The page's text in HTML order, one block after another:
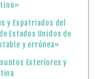
y Expatriados del
Estados Unidos de
y errónea»
Exteriores y